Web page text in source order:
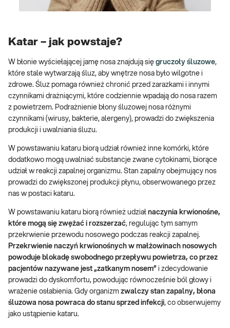
Katar – jak powstaje?
W błonie wyściełającej jamę nosa znajdują się gruczoły śluzowe,
które stale wytwarzają śluz, aby wnętrze nosa było wilgotne i
zdrowe. Śluz pomaga również chronić przed zarazkami i innymi
czynnikami drażniącymi, które codziennie wpadają do nosa razem
z powietrzem. Podrażnienie błony śluzowej nosa różnymi
czynnikami (wirusy, bakterie, alergeny), prowadzi do zwiększenia
produkcji i uwalniania śluzu.
W powstawaniu kataru biorą udział również inne komórki, które
dodatkowo mogą uwalniać substancje zwane cytokinami, biorące
udział w reakcji zapalnej organizmu. Stan zapalny obejmujący nos
prowadzi do zwiększonej produkcji płynu, obserwowanego przez
nas w postaci kataru.
W powstawaniu kataru biorą również udział naczynia krwionośne,
które mogą się zwężać i rozszerzać, regulując tym samym
przekrwienie przewodu nosowego podczas reakcji zapalnej.
Przekrwienie naczyń krwionośnych w małżowinach nosowych
powoduje blokadę swobodnego przepływu powietrza, co przez
pacjentów nazywane jest „zatkanym nosem” i zdecydowanie
prowadzi do dyskomfortu, powodując równocześnie ból głowy i
wrażenie osłabienia. Gdy organizm zwalczy stan zapalny, błona
śluzowa nosa powraca do stanu sprzed infekcji, co obserwujemy
jako ustąpienie kataru.